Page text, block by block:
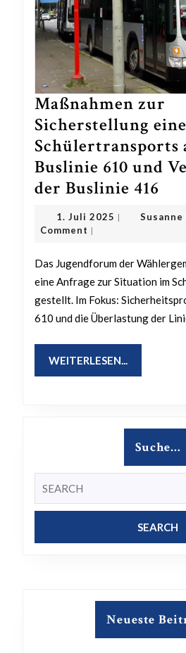
Maßnahmen zur
Sicherstellung
Schülertransports
Buslinie 610 und
der Buslinie 416
auf
der
1. Juli 2025 1.|
Comment |
Das Jugendforum der Wählergemeinschaft Porta hat
eine Anfrage zur Situation im
gestellt. Im Fokus:
610 und die Überlastung der
WEITERLESEN...
Suche…
for:
Neueste